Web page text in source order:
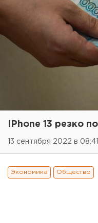
IPhone 13 резко
13 сентября 2022 в 08:41
Экономика Общество